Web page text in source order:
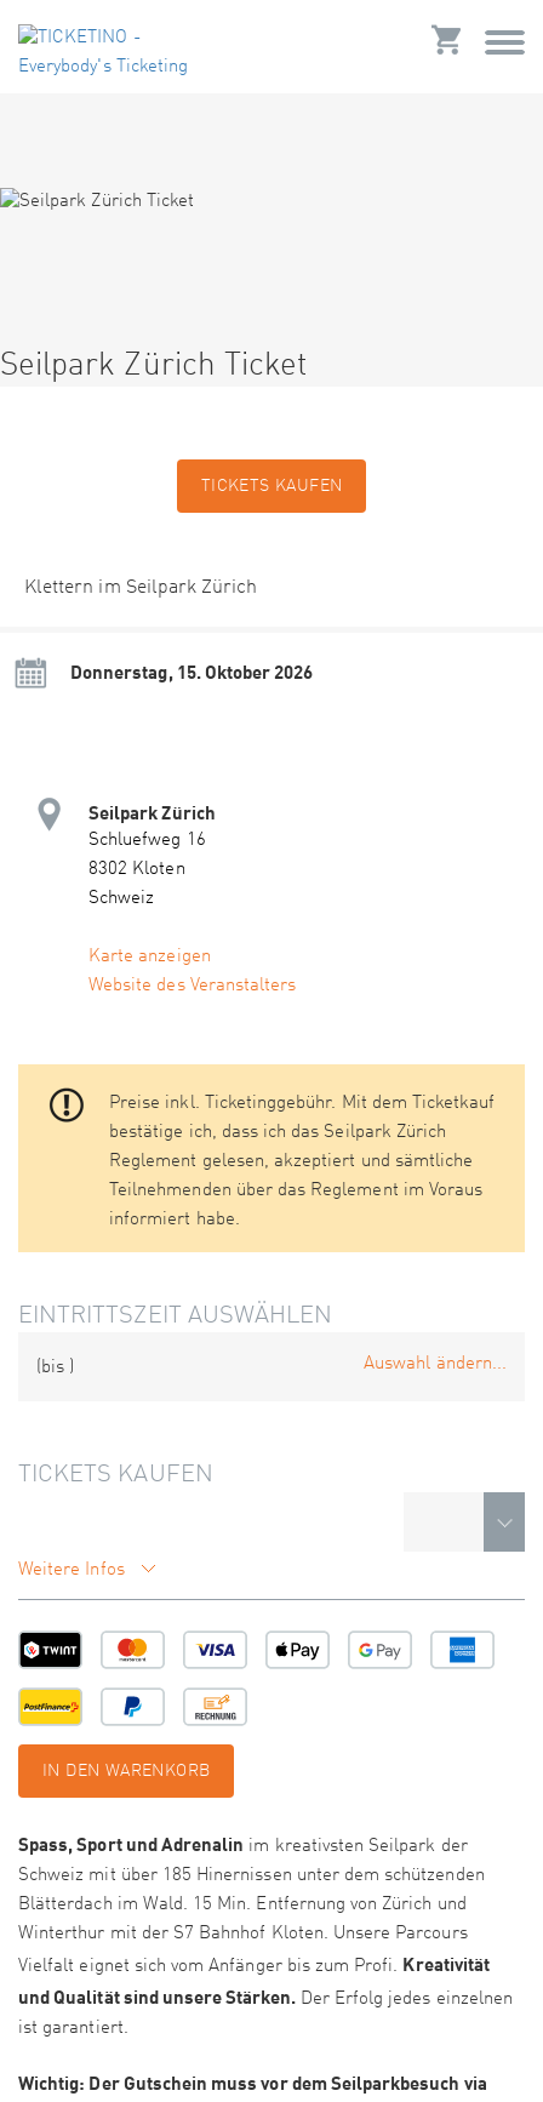
Seilpark Zürich Ticket
TICKETS KAUFEN
Klettern im Seilpark Zürich
Donnerstag, 15. Oktober 2026
Seilpark Zürich
Schluefweg 16
8302 Kloten
Schweiz
Karte anzeigen
Website des Veranstalters
Preise inkl. Ticketinggebühr. Mit dem Ticketkauf
bestätige ich, dass ich das Seilpark Zürich
Reglement gelesen, akzeptiert und sämtliche
Teilnehmenden über das Reglement im Voraus
informiert habe.
EINTRITTSZEIT AUSWÄHLEN
(bis ) Auswahl ändern...
TICKETS KAUFEN
Weitere Infos
IN DEN WARENKORB
Spass, Sport und Adrenalin im kreativsten Seilpark der
Schweiz mit über 185 Hinernissen unter dem schützenden
Blätterdach im Wald. 15 Min. Entfernung von Zürich und
Winterthur mit der S7 Bahnhof Kloten. Unsere Parcours
Vielfalt eignet sich vom Anfänger bis zum Profi. Kreativität
und Qualität sind unsere Stärken.Der Erfolg jedes einzelnen
ist garantiert.
Wichtig: Der Gutschein muss vor dem Seilparkbesuch via